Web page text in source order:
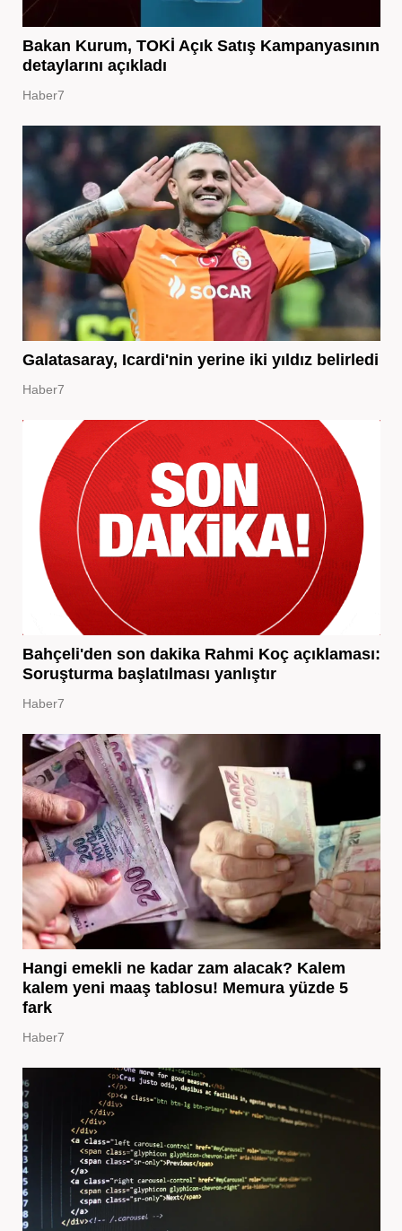
Bakan Kurum, TOKİ Açık Satış Kampanyasının
detaylarını açıkladı
Haber7
Galatasaray, Icardi'nin yerine iki yıldız belirledi
Haber7
Bahçeli'den son dakika Rahmi Koç açıklaması:
Soruşturma başlatılması yanlıştır
Haber7
Hangi emekli ne kadar zam alacak? Kalem
kalem yeni maaş tablosu! Memura yüzde 5
fark
Haber7